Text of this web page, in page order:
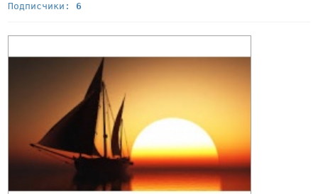
Подписчики: 6